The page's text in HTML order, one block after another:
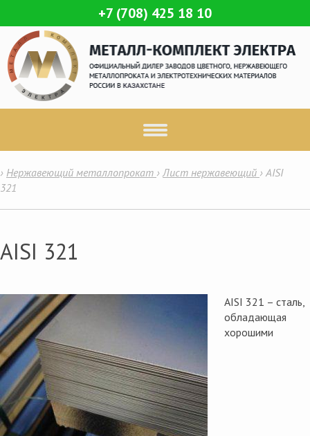
+7 (708) 425 18 10
› Нержавеющий металлопрокат › Лист нержавеющий › AISI
321
AISI 321
AISI 321 – сталь,
обладающая
хорошими